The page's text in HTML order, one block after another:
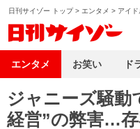
日刊サイゾー トップ> エンタメ > アイド
ジャニーズ騒動
経営”の弊害…
エンタメ お笑い ド